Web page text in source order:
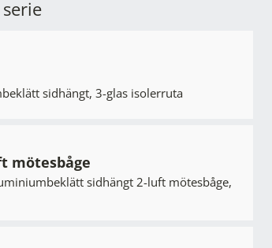
sidhängt, 3-glas isolerruta
mötesbåge
sidhängt 2-luft mötesbåge,